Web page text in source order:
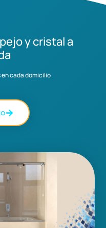
y cristal a
cada domicilio